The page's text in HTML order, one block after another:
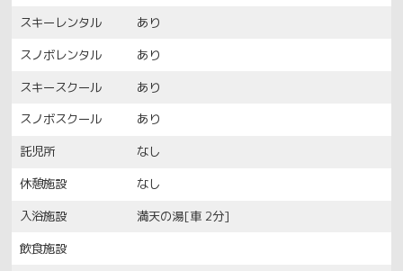
スキーレンタル
あり
スノボレンタル
あり
スキースクール
あり
スノボスクール
あり
託児所
なし
休憩施設
なし
入浴施設
満天の湯[車 2分]
飲食施設